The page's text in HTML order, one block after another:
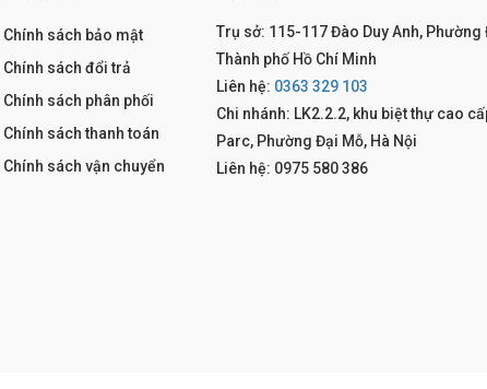
Chính sách bảo mật
Chính sách đổi trả
Chính sách phân phối
Chính sách thanh toán
Chính sách vận chuyển
Trụ sở: 115-117 Đào Duy Anh, Phường
Thành phố Hồ Chí Minh
Liên hệ: 0363 329 103
Chi nhánh: LK2.2.2, khu biệt thự cao
Parc, Phường Đại Mỗ, Hà Nội
Liên hệ: 0975 580 386